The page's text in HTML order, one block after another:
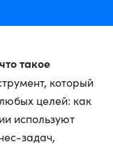
что такое
который
целей: как
используют
задач,